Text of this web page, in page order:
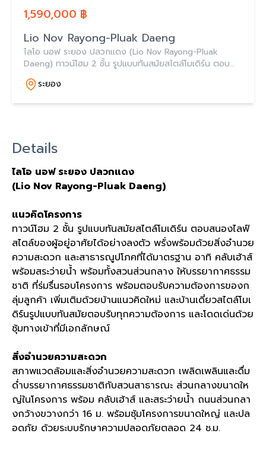
1,590,000 ฿
Lio Nov Rayong-Pluak Daeng
ไลโอ นอฟ ระยอง ปลวกแดง (Lio Nov Rayong-Pluak
Daeng) ทาวน์โฮม 2 ชั้น รูปแบบทันสมัยสไตล์โมเดิร์น ตอบ
สนองไลฟ์สไตล์ของผู้อยู่อาศัยได้อย่างลงตัว พร้อมด้วยสิ่ง
อำนวยความสะดวก และสาธารณูปโภคที่ได้มาตรฐาน
ระยอง
Details
ไลโอ นอฟ ระยอง ปลวกแดง
(Lio Nov Rayong-Pluak Daeng)
แนวคิดโครงการ
ทาวน์โฮม 2 ชั้น รูปแบบทันสมัยสไตล์โมเดิร์น ตอบสนองไลฟ์
สไตล์ของผู้อยู่อาศัยได้อย่างลงตัว พรั่งพร้อมด้วยสิ่งอำนวย
ความสะดวก และสาธารณูปโภคที่ได้มาตรฐาน อาทิ คลับเฮ้าส์
พร้อมสระว่ายน้ำ พร้อมทั้งสวนส่วนกลาง ให้บรรยากาศธรรม
ชาติ ที่ร่มรื่นรอบโครงการ พร้อมตอบรับความต้องการของก
ลุ่มลูกค้า เพิ่มเติมด้วยบ้านแนวคิดใหม่ และบ้านเดี่ยวสไตล์โมเ
ดิร์นรูปแบบทันสมัยตอบรับทุกความต้องการ และโดดเด่นด้วย
ซุ้มทางเข้าที่มีเอกลักษณ์
สิ่งอำนวยความสะดวก
สภาพแวดล้อมและสิ่งอำนวยความสะดวก เพลิดเพลินและดื่ม
ด่ำบรรยากาศธรรมชาติกับสวนสาธารณะ ส่วนกลางขนาดให
ญ่ในโครงการ พร้อม คลับเฮ้าส์ และสระว่ายน้ำ ถนนส่วนกลา
งกว้างขวางกว่า 16 ม. พร้อมซุ้มโครงการขนาดใหญ่ และปล
อดภัย ด้วยระบบรักษาความปลอดภัยตลอด 24 ช.ม.